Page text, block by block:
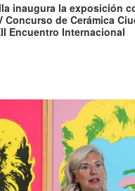
inaugura la exposición
Concurso de Cerámica
Encuentro Internacional